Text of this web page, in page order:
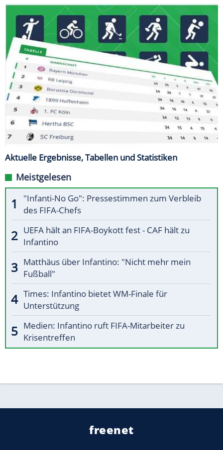
Aktuelle Ergebnisse, Tabellen und Statistiken
Meistgelesen
"Infanti-No Go": Pressestimmen zum Verbleib
des FIFA-Chefs
UEFA hält an FIFA-Boykott fest - CAF hält zu
Infantino
Matthäus über Infantino: "Nicht mehr mein
Fußball"
Times: Infantino bietet WM-Finale für
Unterstützung
Medien: Infantino ruft FIFA-Mitarbeiter zu
Krisentreffen
freenet